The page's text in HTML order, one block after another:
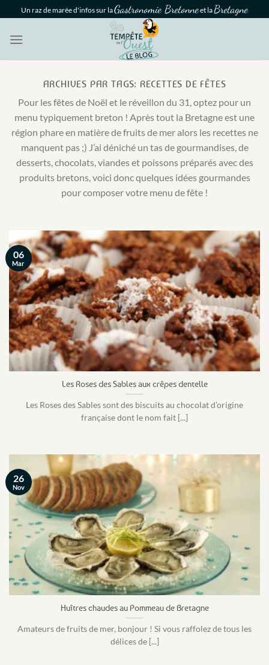
Passer
au
contenu
Un raz de marée d'infos sur laGastronomie Bretonneet laBretagne
ARCHIVES PAR TAGS: RECETTES DE FÊTES
Pour les fêtes de Noël et le réveillon du 31, optez pour un
menu typiquement breton ! Après tout la Bretagne est une
région phare en matière de fruits de mer alors les recettes ne
manquent pas ;) J’ai déniché un tas de gourmandises, de
desserts, chocolats, viandes et poissons préparés avec des
produits bretons, voici donc quelques idées gourmandes
pour composer votre menu de fête !
Les Roses des Sables aux crêpes dentelle
Les Roses des Sables sont des biscuits au chocolat d’origine
française dont le nom fait [...]
06
Mar
Huîtres chaudes au Pommeau de Bretagne
Amateurs de fruits de mer, bonjour ! Si vous raffolez de tous les
délices de [...]
26
Nov